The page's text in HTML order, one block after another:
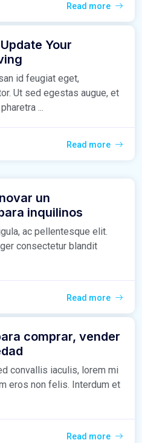
Read more
Your
id feugiat eget,
Ut sed egestas augue, et
...
Read more
un
inquilinos
ac pellentesque elit.
consectetur blandit
Read more
comprar, vender
convallis iaculis, lorem mi
eros non felis. Interdum et
Read more